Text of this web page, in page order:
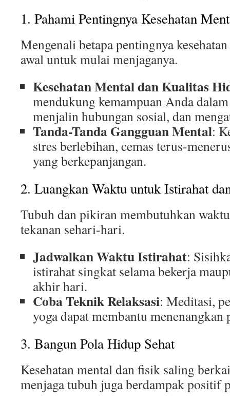
1. Pahami Pentingnya Kesehatan
Mengenali betapa pentingnya
awal untuk mulai menjaganya.
Kesehatan Mental dan Kualitas
mendukung kemampuan Anda
menjalin hubungan sosial, dan
Tanda-Tanda Gangguan Mental:
stres berlebihan, cemas terus-
yang berkepanjangan.
2. Luangkan Waktu untuk Istirahat
Tubuh dan pikiran membutuhkan
tekanan sehari-hari.
Jadwalkan Waktu Istirahat:
istirahat singkat selama bekerja
akhir hari.
Coba Teknik Relaksasi: Meditasi,
yoga dapat membantu
3. Bangun Pola Hidup Sehat
Kesehatan mental dan fisik saling
menjaga tubuh juga berdampak positif